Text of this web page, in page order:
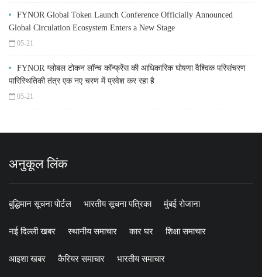
FYNOR Global Token Launch Conference Officially Announced
Global Circulation Ecosystem Enters a New Stage
05-21
FYNOR ग्लोबल टोकन लॉन्च कॉन्फ्रेंस की आधिकारिक घोषणा वैश्विक परिसंचरण
पारिस्थितिकी तंत्र एक नए चरण में प्रवेश कर रहा है
05-21
अनुकूल लिंक
बुद्धिमान सूचना पोर्टल भारतीय सूचना पत्रिका मुंबई रोजाना
नई दिल्ली खबर स्थानीय समाचार कार घर शिक्षा समाचार
आइशा खबर कैरियर समाचार भारतीय समाचार